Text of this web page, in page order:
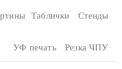
Таблички Стенды
УФ печать Резка ЧПУ